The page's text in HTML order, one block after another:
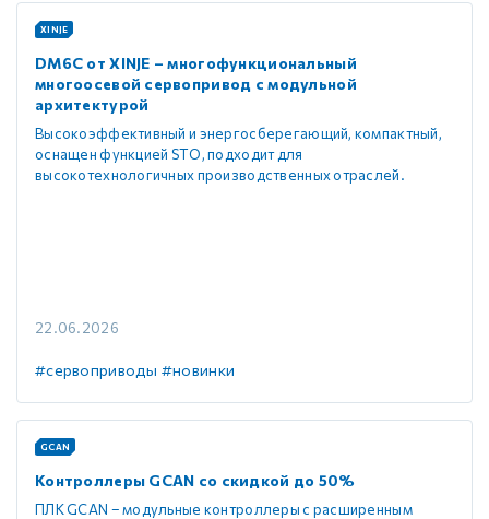
XINJE
DM6C от XINJE – многофункциональный
многоосевой сервопривод с модульной
архитектурой
Высокоэффективный и энергосберегающий, компактный,
оснащен функцией STO, подходит для
высокотехнологичных производственных отраслей.
22.06.2026
#сервоприводы #новинки
GCAN
Контроллеры GCAN со скидкой до 50%
ПЛК GCAN – модульные контроллеры с расширенным